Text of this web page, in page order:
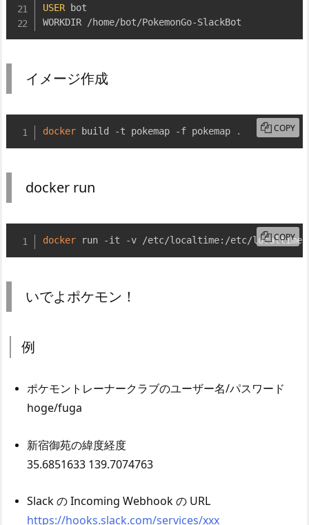
USER bot
WORKDIR /home/bot/PokemonGo-SlackBot
イメージ作成
docker build -t pokemap -f pokemap . COPY
docker run
docker run -it -v /etc/localtime:/etc/ COPY
いでよポケモン！
例
ポケモントレーナークラブのユーザー名/パスワード
hoge/fuga
新宿御苑の緯度経度
35.6851633 139.7074763
Slack の Incoming Webhook の URL
https://hooks.slack.com/services/xxx